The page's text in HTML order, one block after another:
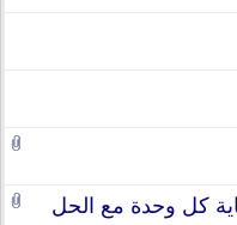
كل وحدة مع الحل